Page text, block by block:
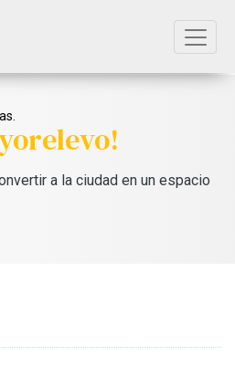
a la ciudad en un espacio